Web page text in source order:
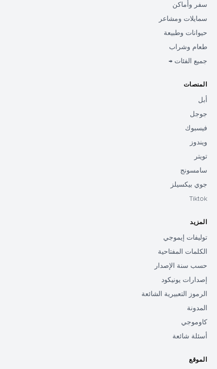
سفر وأماكن
سمايلات ومشاعر
حيوانات وطبيعة
طعام وشراب
جميع الفئات →
المنصات
أبل
جوجل
فيسبوك
ويندوز
تويتر
سامسونج
جوي بيكسيلز
Tiktok
المزيد
توليفات إيموجي
الكلمات المفتاحية
حسب سنة الإصدار
إصدارات يونيكود
الرموز التعبيرية الشائعة
المدونة
كاوموجي
أسئلة شائعة
الموقع